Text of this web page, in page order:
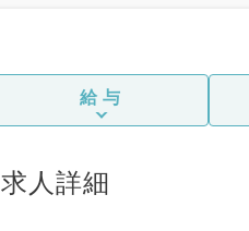
給与
求人詳細